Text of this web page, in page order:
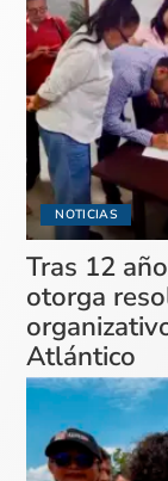
NOTICIAS
Tras 12
otorga
Atlántico